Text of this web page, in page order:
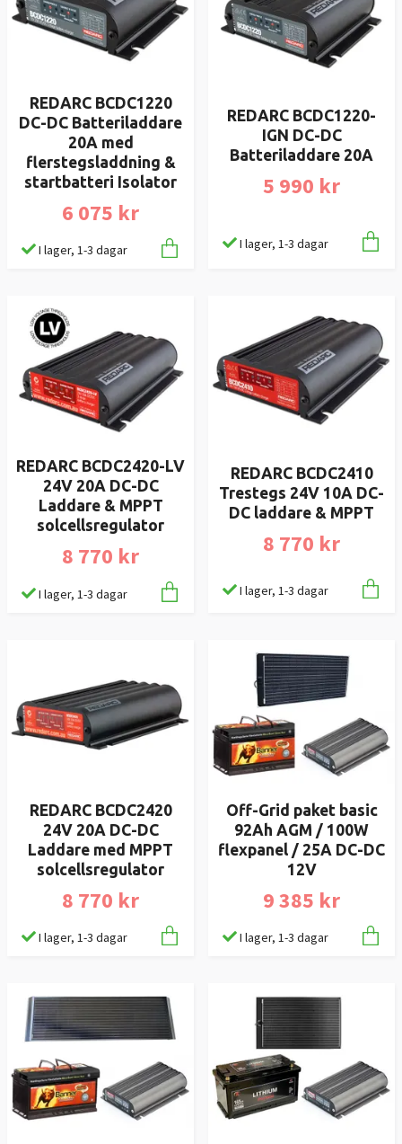
REDARC BCDC1220
DC-DC Batteriladdare
20A med
flerstegsladdning &
startbatteri Isolator
6 075 kr
I lager, 1-3 dagar
REDARC BCDC1220-
IGN DC-DC
Batteriladdare 20A
5 990 kr
I lager, 1-3 dagar
REDARC BCDC2420-LV
24V 20A DC-DC
Laddare & MPPT
solcellsregulator
8 770 kr
I lager, 1-3 dagar
REDARC BCDC2410
Trestegs 24V 10A DC-
DC laddare & MPPT
8 770 kr
I lager, 1-3 dagar
REDARC BCDC2420
24V 20A DC-DC
Laddare med MPPT
solcellsregulator
8 770 kr
I lager, 1-3 dagar
Off-Grid paket basic
92Ah AGM / 100W
flexpanel / 25A DC-DC
12V
9 385 kr
I lager, 1-3 dagar